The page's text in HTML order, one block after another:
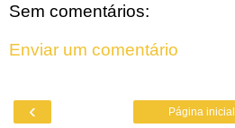
Sem comentários:
Enviar um comentário
‹ Página inicial